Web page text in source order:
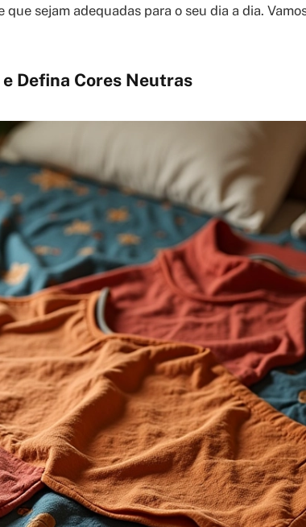
sejam adequadas para o seu dia a dia.
Defina Cores Neutras